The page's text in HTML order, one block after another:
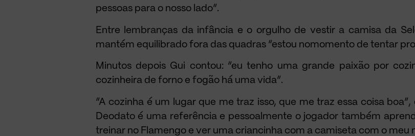
pessoas para o nosso lado”.
Entre lembranças da infância e o orgulho de vestir a camisa da
mantém equilibrado fora das quadras “estou nomomento de tentar
Minutos depois Gui contou: “eu tenho uma grande paixão por
cozinheira de forno e fogão há uma vida”.
“A cozinha é um lugar que me traz isso, que me traz essa coisa
Deodato é uma referência e pessoalmente o jogador também
treinar no Flamengo e ver uma criancinha com a camiseta com o meu